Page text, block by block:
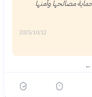
مصالحها وأمنها
2025/10/12